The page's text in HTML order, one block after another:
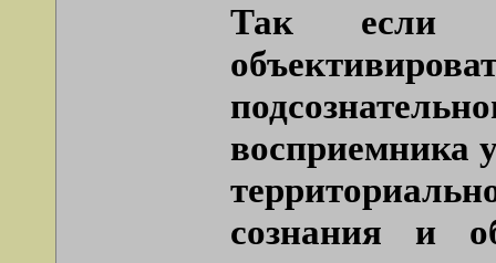
Так если
восприемника
сознания и